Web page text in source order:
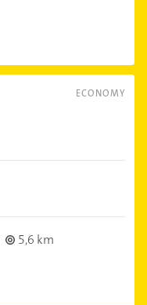
ECONOMY
5,6 km